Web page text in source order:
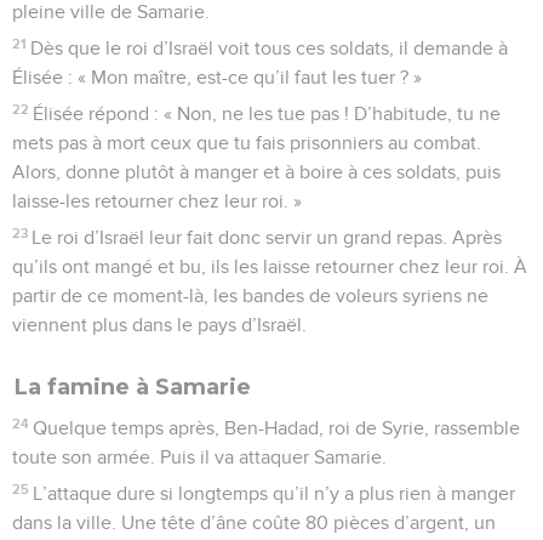
pleine ville de Samarie.
21 Dès que le roi d’Israël voit tous ces soldats, il demande à
Élisée : « Mon maître, est-ce qu’il faut les tuer ? »
22 Élisée répond : « Non, ne les tue pas ! D’habitude, tu ne
mets pas à mort ceux que tu fais prisonniers au combat.
Alors, donne plutôt à manger et à boire à ces soldats, puis
laisse-les retourner chez leur roi. »
23 Le roi d’Israël leur fait donc servir un grand repas. Après
qu’ils ont mangé et bu, ils les laisse retourner chez leur roi. À
partir de ce moment-là, les bandes de voleurs syriens ne
viennent plus dans le pays d’Israël.
La famine à Samarie
24 Quelque temps après, Ben-Hadad, roi de Syrie, rassemble
toute son armée. Puis il va attaquer Samarie.
25 L’attaque dure si longtemps qu’il n’y a plus rien à manger
dans la ville. Une tête d’âne coûte 80 pièces d’argent, un